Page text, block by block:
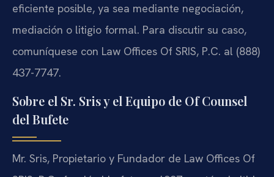
eficiente posible, ya sea mediante negociación,
mediación o litigio formal. Para discutir su caso,
comuníquese con Law Offices Of SRIS, P.C. al (888)
437-7747.
Sobre el Sr. Sris y el Equipo de Of Counsel
del Bufete
Mr. Sris, Propietario y Fundador de Law Offices Of